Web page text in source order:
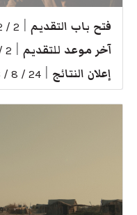
فتح باب التقديم 2 / 2 / 2026
آخر موعد للتقديم 2 / 4 / 2026
إعلان النتائج 24 / 8 / 2026